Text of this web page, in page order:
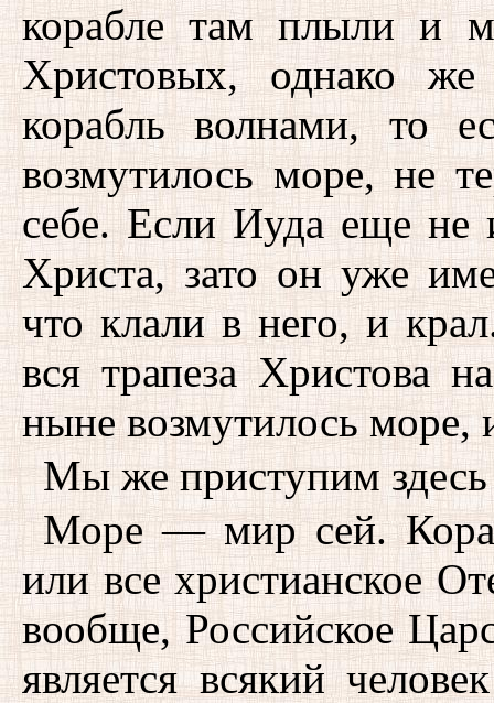
корабле там плыли и
Христовых, однако же
корабль волнами, то
возмутилось море, не
себе. Если Иуда еще не
Христа, зато он уже
что клали в него, и
вся трапеза Христова
ныне возмутилось море,
Мы же приступим здесь
Море — мир сей.
или все христианское
вообще, Российское
является всякий